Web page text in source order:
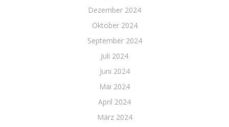
Dezember 2024
Oktober 2024
September 2024
Juli 2024
Juni 2024
Mai 2024
April 2024
März 2024